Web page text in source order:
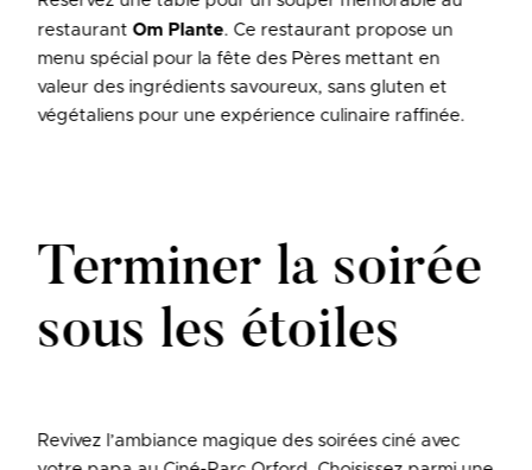
restaurantOm Plante. Ce restaurant propose un
menu spécial pour la fête des Pères mettant en
valeur des ingrédients savoureux, sans gluten et
végétaliens pour une expérience culinaire raffinée.
Terminer la soirée
sous les étoiles
Revivez l’ambiance magique des soirées ciné avec